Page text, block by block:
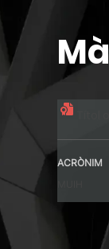
ACRÒNIM